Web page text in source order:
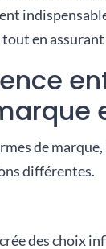
en
de
différentes.
des choix